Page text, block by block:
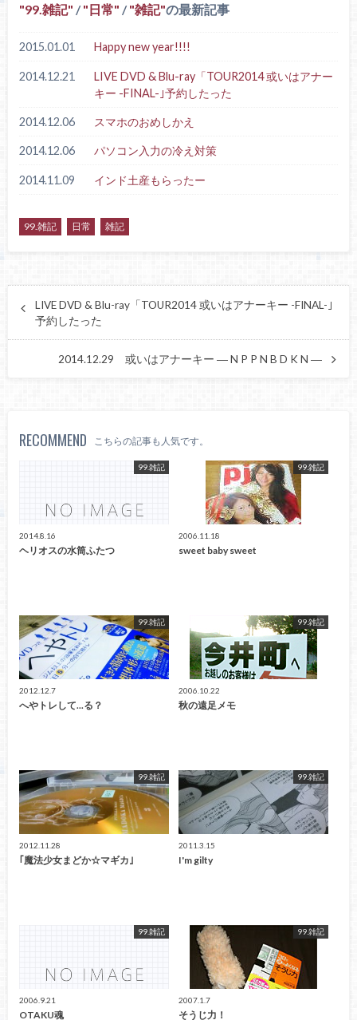
99.雑記 / 日常 / 雑記 の最新記事
2015.01.01 Happy new year!!!!
2014.12.21
LIVE DVD & Blu-ray「TOUR2014 或いはアナー
キー -FINAL-｣予約したった
2014.12.06 スマホのおめしかえ
2014.12.06 パソコン入力の冷え対策
2014.11.09 インド土産もらったー
99.雑記 日常 雑記
LIVE DVD & Blu-ray「TOUR2014 或いはアナーキー -FINAL-｣
予約したった
2014.12.29 或いはアナーキー ― N P P N B D K N ―
RECOMMEND こちらの記事も人気です。
99.雑記
2014.8.16
ヘリオスの水筒ふたつ
99.雑記
2006.11.18
sweet baby sweet
99.雑記
2012.12.7
へやトレして...る？
99.雑記
2006.10.22
秋の遠足メモ
99.雑記
2012.11.28
｢魔法少女まどか☆マギカ｣
99.雑記
2011.3.15
I'm gilty
99.雑記
2006.9.21
OTAKU魂
99.雑記
2007.1.7
そうじ力！